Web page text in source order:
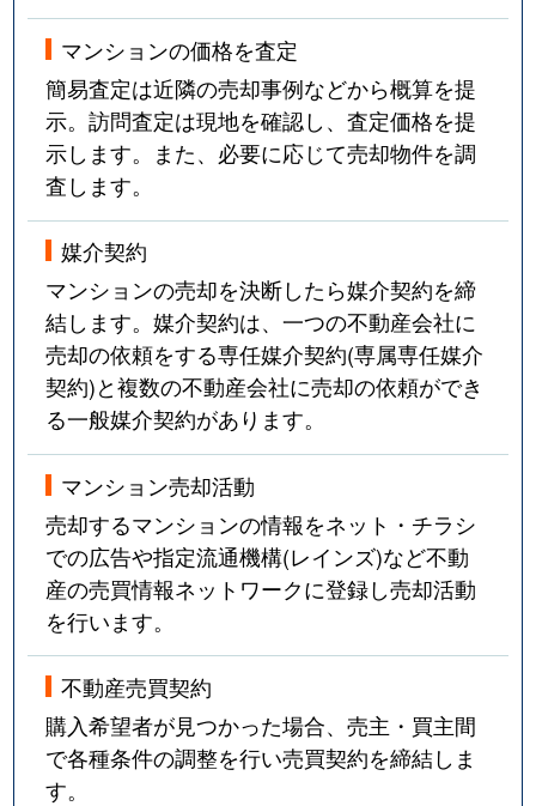
マンションの価格を査定
簡易査定は近隣の売却事例などから概算を提
示。訪問査定は現地を確認し、査定価格を提
示します。また、必要に応じて売却物件を調
査します。
媒介契約
マンションの売却を決断したら媒介契約を締
結します。媒介契約は、一つの不動産会社に
売却の依頼をする専任媒介契約(専属専任媒介
契約)と複数の不動産会社に売却の依頼ができ
る一般媒介契約があります。
マンション売却活動
売却するマンションの情報をネット・チラシ
での広告や指定流通機構(レインズ)など不動
産の売買情報ネットワークに登録し売却活動
を行います。
不動産売買契約
購入希望者が見つかった場合、売主・買主間
で各種条件の調整を行い売買契約を締結しま
す。